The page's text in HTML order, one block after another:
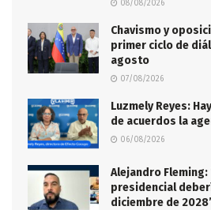
08/08/2026
Chavismo y
primer ciclo de
agosto
07/08/2026
Luzmely Reyes:
de acuerdos la
06/08/2026
Alejandro Fleming:
presidencial
diciembre de